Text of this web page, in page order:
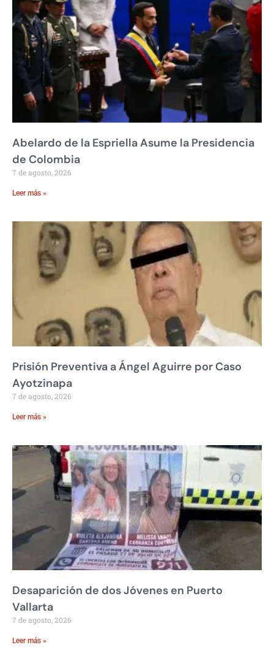
Abelardo de la Espriella Asume la Presidencia
de Colombia
7 de agosto, 2026
Leer más »
Prisión Preventiva a Ángel Aguirre por Caso
Ayotzinapa
7 de agosto, 2026
Leer más »
Desaparición de dos Jóvenes en Puerto
Vallarta
7 de agosto, 2026
Leer más »